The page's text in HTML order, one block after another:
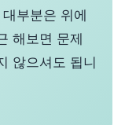
부분은 위에
해보면 문제
않으셔도 됩니